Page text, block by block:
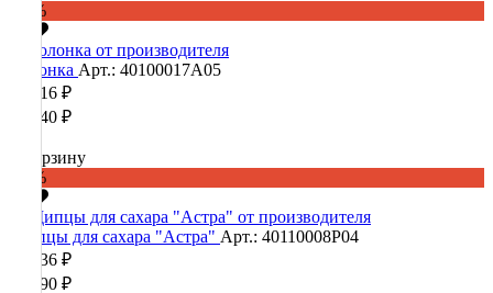
-60%
Солонка Арт.: 40100017А05
25 216 ₽
63 040 ₽
В корзину
-60%
Щипцы для сахара "Астра" Арт.: 40110008Р04
16 436 ₽
41 090 ₽